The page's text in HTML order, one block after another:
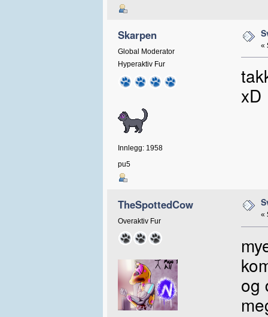
Skarpen
Global Moderator
Hyperaktiv Fur
Innlegg: 1958
pu5
«
xD
TheSpottedCow
Overaktiv Fur
«
og